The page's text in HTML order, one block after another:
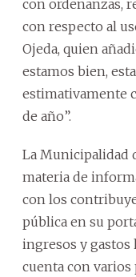
con ordenanzas,
con respecto al
Ojeda, quien
estamos bien,
estimativamente
de año”.
La Municipalidad
materia de
con los
pública en su
ingresos y gastos
cuenta con